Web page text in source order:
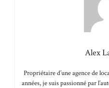
Alex
Propriétaire d’une agence de
années, je suis passionné par